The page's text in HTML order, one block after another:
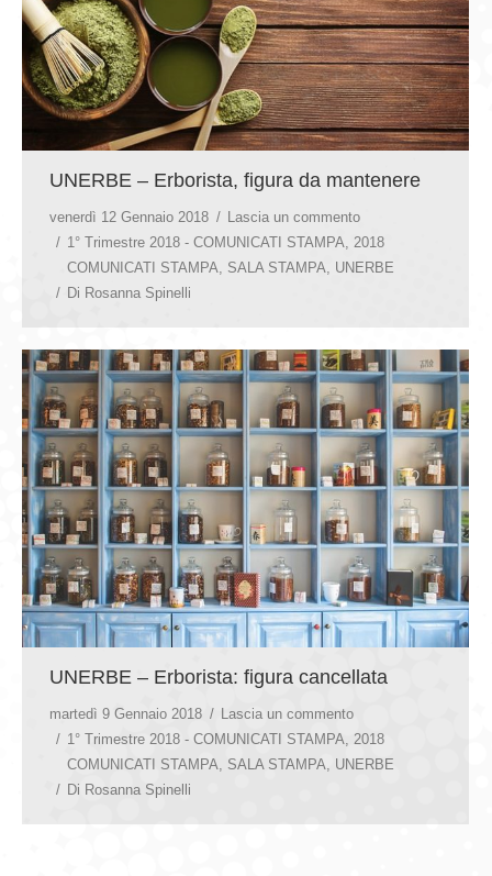
UNERBE – Erborista, figura da mantenere
venerdì 12 Gennaio 2018
Lascia un commento
1° Trimestre 2018 - COMUNICATI STAMPA
2018
COMUNICATI STAMPA
SALA STAMPA
UNERBE
Di Rosanna Spinelli
UNERBE – Erborista: figura cancellata
martedì 9 Gennaio 2018
Lascia un commento
1° Trimestre 2018 - COMUNICATI STAMPA
2018
COMUNICATI STAMPA
SALA STAMPA
UNERBE
Di Rosanna Spinelli